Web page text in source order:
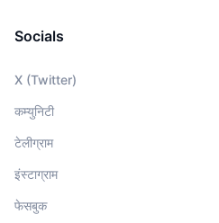
Socials
X (Twitter)
कम्युनिटी
टेलीग्राम
इंस्टाग्राम
फेसबुक